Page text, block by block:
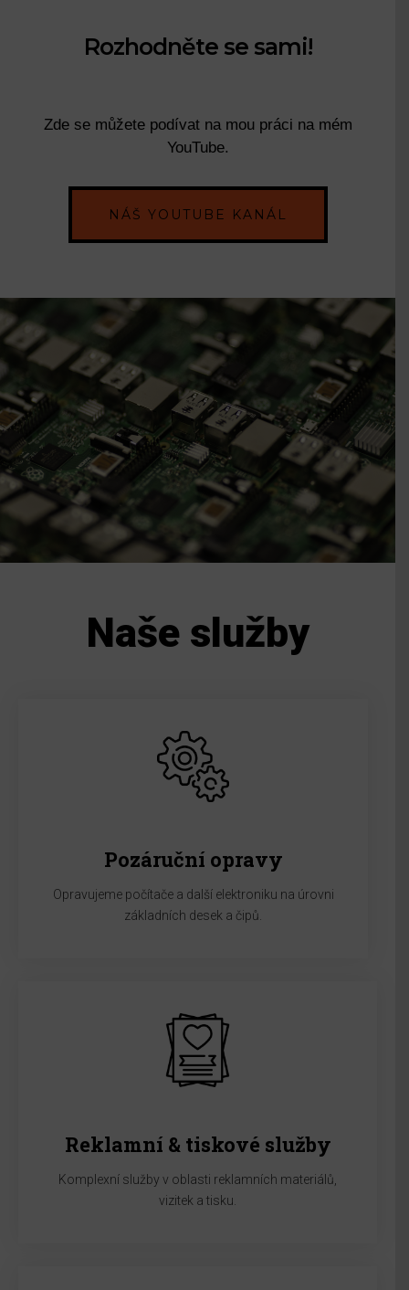
Rozhodněte se sami!
Zde se můžete podívat na mou práci na mém
YouTube.
NÁŠ YOUTUBE KANÁL
Naše služby
Pozáruční opravy
Opravujeme počítače a další elektroniku na úrovni
základních desek a čipů.
Reklamní & tiskové služby
Komplexní služby v oblasti reklamních materiálů,
vizitek a tisku.